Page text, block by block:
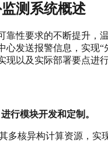
测系统概述
性要求的不断提升，
发送报警信息，实现
以及实际部署要点进
行模块开发和定制。
多核异构计算资源，实